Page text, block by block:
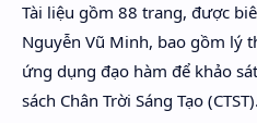
Hidden Menu
Hidden Menu
Tài liệu gồm 88 trang, được
Nguyễn Vũ Minh, bao gồm lý
ứng dụng đạo hàm để khảo
sách Chân Trời Sáng Tạo (CTST).